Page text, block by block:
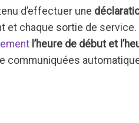
d’effectuer une
et chaque sortie de
l’heure de début et
communiquées